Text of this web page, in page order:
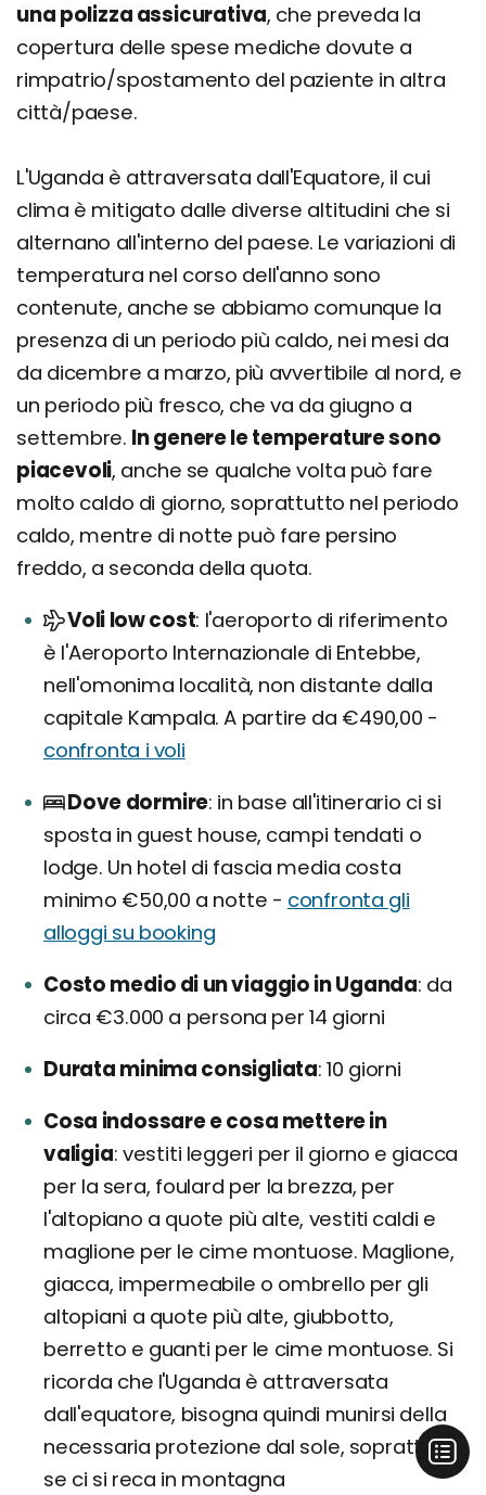
una polizza assicurativa, che preveda la
copertura delle spese mediche dovute a
rimpatrio/spostamento del paziente in altra
città/paese.
L'Uganda è attraversata dall'Equatore, il cui
clima è mitigato dalle diverse altitudini che si
alternano all'interno del paese. Le variazioni di
temperatura nel corso dell'anno sono
contenute, anche se abbiamo comunque la
presenza di un periodo più caldo, nei mesi da
da dicembre a marzo, più avvertibile al nord, e
un periodo più fresco, che va da giugno a
settembre. In genere le temperature sono
piacevoli, anche se qualche volta può fare
molto caldo di giorno, soprattutto nel periodo
caldo, mentre di notte può fare persino
freddo, a seconda della quota.
Voli low cost l'aeroporto di riferimento
è l'Aeroporto Internazionale di Entebbe,
nell'omonima località, non distante dalla
capitale Kampala. A partire da €490,00 -
confronta i voli
Dove dormire in base all'itinerario ci si
sposta in guest house, campi tendati o
lodge. Un hotel di fascia media costa
minimo €50,00 a notte - confronta gli
alloggi su booking
Costo medio di un viaggio in Uganda da
circa €3.000 a persona per 14 giorni
Durata minima consigliata 10 giorni
Cosa indossare e cosa mettere in
valigia vestiti leggeri per il giorno e giacca
per la sera, foulard per la brezza, per
l'altopiano a quote più alte, vestiti caldi e
maglione per le cime montuose. Maglione,
giacca, impermeabile o ombrello per gli
altopiani a quote più alte, giubbotto,
berretto e guanti per le cime montuose. Si
ricorda che l'Uganda è attraversata
dall'equatore, bisogna quindi munirsi della
necessaria protezione dal sole, soprattutto
se ci si reca in montagna